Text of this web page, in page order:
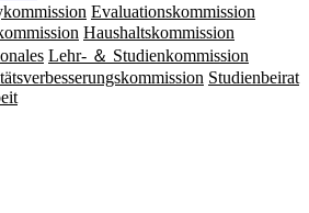
Evaluationskommission
Haushaltskommission
Lehr- ＆ Studienkommission
Studienbeirat